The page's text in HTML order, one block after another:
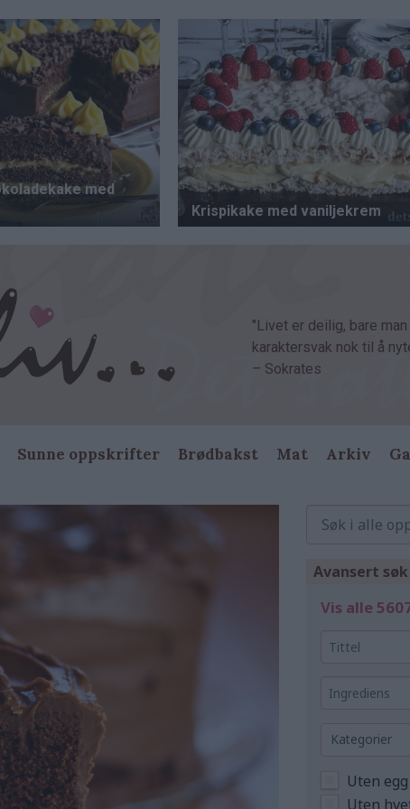
"Livet er deilig, bare
karaktersvak nok til å
– Sokrates
Sunne oppskrifter Brødbakst Mat Arkiv
Avansert søk
Vis alle
Kategorier
Uten egg
Uten